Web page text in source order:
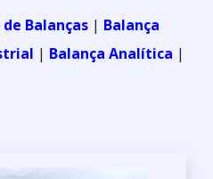
Balanças | Balança
| Balança Analítica |